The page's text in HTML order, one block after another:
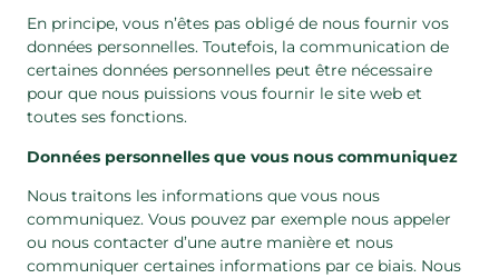
En principe, vous n’êtes pas obligé de nous fournir vos
données personnelles. Toutefois, la communication de
certaines données personnelles peut être nécessaire
pour que nous puissions vous fournir le site web et
toutes ses fonctions.
Données personnelles que vous nous communiquez
Nous traitons les informations que vous nous
communiquez. Vous pouvez par exemple nous appeler
ou nous contacter d’une autre manière et nous
communiquer certaines informations par ce biais. Nous